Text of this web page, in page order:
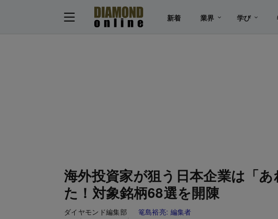
新着 業界 学び
海外投資家が狙う日本企業は「
た！対象銘柄68選を開陳
ダイヤモンド編集部 篭島裕亮: 編集者